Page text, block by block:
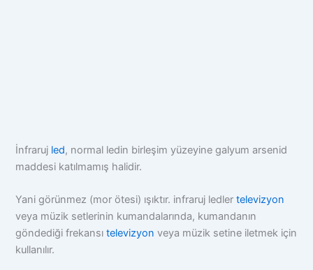
İnfraruj led, normal ledin birleşim yüzeyine galyum arsenid
maddesi katılmamış halidir.
Yani görünmez (mor ötesi) ışıktır. infraruj ledlertelevizyon
veya müzik setlerinin kumandalarında, kumandanın
göndediği frekansıtelevizyon veya müzik setine iletmek için
kullanılır.